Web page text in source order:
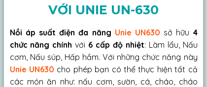
VỚI UNIE UN-630
Nồi áp suất điện đa năng Unie UN630 sở hữu 4
chức năng chính với 6 cấp độ nhiệt: Làm lẩu, Nấu
cơm, Nấu súp, Hấp hầm. Với những chức năng này
Unie UN630 cho phép bạn có thể thực hiện tất cả
các món ăn như: nấu cơm, sườn, cá, cháo, cháo